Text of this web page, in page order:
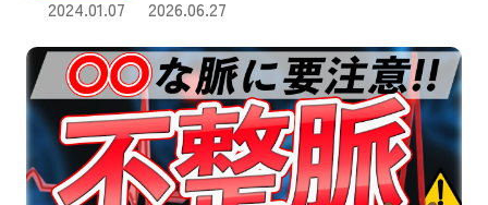
2024.01.07
2026.06.27